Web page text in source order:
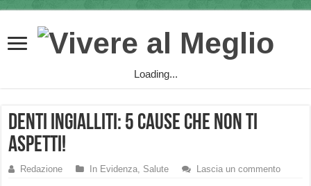
Loading...
Denti ingialliti: 5 cause che non ti
aspetti!
Redazione In Evidenza, Salute Lascia un commento